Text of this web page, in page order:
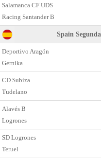
Salamanca CF UDS
Racing Santander B
Spain
Deportivo Aragón
Gernika
CD Subiza
Tudelano
Alavés B
Logrones
SD Logrones
Teruel